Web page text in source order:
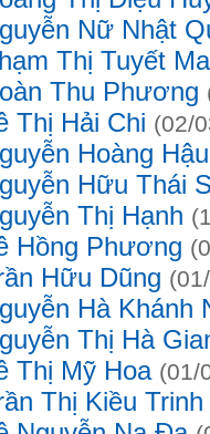
Nữ Nhật
Thị Tuyết
Thu Phương
Thị Hải Chi (02/
Hoàng Hậu
Hữu Thái
Thị Hạnh
Hồng Phương
Hữu Dũng
Hà Khánh
Thị Hà
Thị Mỹ Hoa (01/
Thị Kiều Trinh